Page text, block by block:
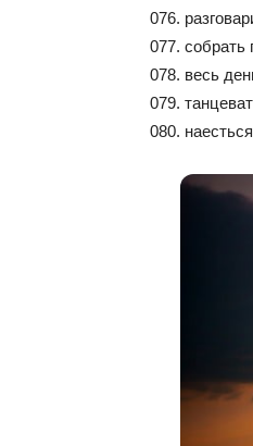
076.
077. собрать
078. весь
079.
080.